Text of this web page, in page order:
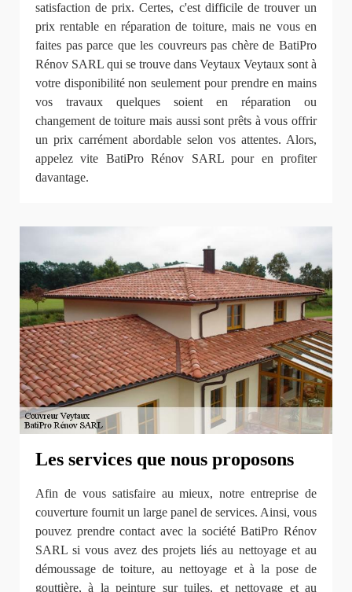
satisfaction de prix. Certes, c'est difficile de trouver un
prix rentable en réparation de toiture, mais ne vous en
faites pas parce que les couvreurs pas chère de BatiPro
Rénov SARL qui se trouve dans Veytaux Veytaux sont à
votre disponibilité non seulement pour prendre en mains
vos travaux quelques soient en réparation ou
changement de toiture mais aussi sont prêts à vous offrir
un prix carrément abordable selon vos attentes. Alors,
appelez vite BatiPro Rénov SARL pour en profiter
davantage.
Les services que nous proposons
Afin de vous satisfaire au mieux, notre entreprise de
couverture fournit un large panel de services. Ainsi, vous
pouvez prendre contact avec la société BatiPro Rénov
SARL si vous avez des projets liés au nettoyage et au
démoussage de toiture, au nettoyage et à la pose de
gouttière, à la peinture sur tuiles, et nettoyage et au